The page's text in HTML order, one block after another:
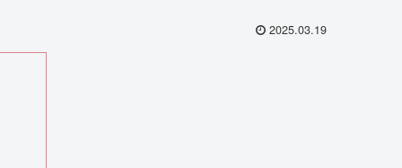
2025.03.19